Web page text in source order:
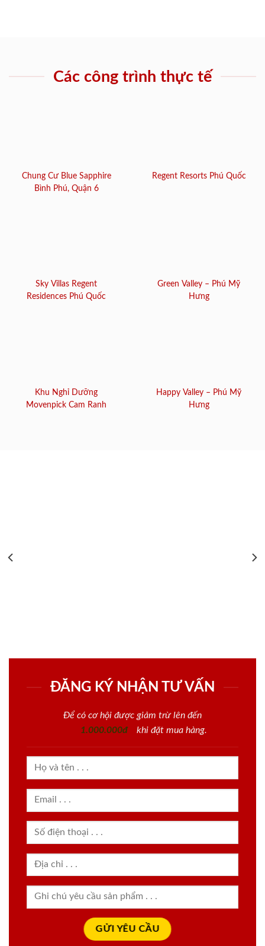
Các công trình thực tế
Chung Cư Blue Sapphire
Bình Phú, Quận 6
Regent Resorts Phú Quốc
Sky Villas Regent
Residences Phú Quốc
Green Valley – Phú Mỹ
Hưng
Khu Nghỉ Dưỡng
Movenpick Cam Ranh
Happy Valley – Phú Mỹ
Hưng
ĐĂNG KÝ NHẬN TƯ VẤN
Để có cơ hội được giảm trừ lên đến
1.000.000đ
khi đặt mua hàng.